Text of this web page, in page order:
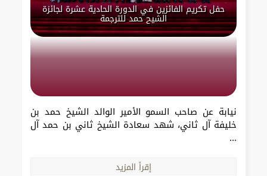
حفل تكريم الفائزين في الدورة الحادية عشرة لجائزة
الشيح حمد للترجمة
نيابة عن صاحب السمو الأمير الوالد الشيخ حمد بن
خليفة آل ثاني، شهد سعادة الشيخ ثاني بن حمد آل
...
إقرأ المزيد